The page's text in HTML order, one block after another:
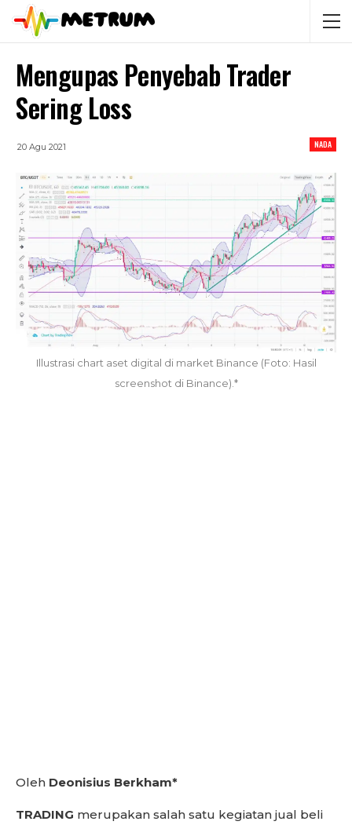
Mengupas Penyebab Trader
Sering Loss
NADA
20 Agu 2021
Illustrasi chart aset digital di market Binance (Foto: Hasil
screenshot di Binance).*
Oleh Deonisius Berkham*
TRADING merupakan salah satu kegiatan jual beli